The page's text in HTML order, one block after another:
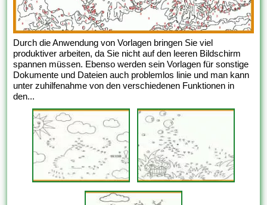
Durch die Anwendung von Vorlagen bringen Sie viel
produktiver arbeiten, da Sie nicht auf den leeren Bildschirm
spannen müssen. Ebenso werden sein Vorlagen für sonstige
Dokumente und Dateien auch problemlos linie und man kann
unter zuhilfenahme von den verschiedenen Funktionen in
den...